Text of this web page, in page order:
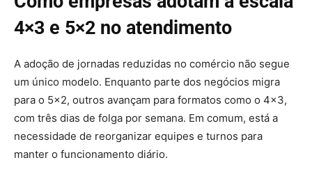
4×3 e 5×2 no atendimento
A adoção de jornadas reduzidas no comércio não segue
um único modelo. Enquanto parte dos negócios migra
para o 5×2, outros avançam para formatos como o 4×3,
com três dias de folga por semana. Em comum, está a
necessidade de reorganizar equipes e turnos para
manter o funcionamento diário.